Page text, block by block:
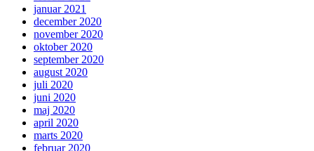
januar 2021
december 2020
november 2020
oktober 2020
september 2020
august 2020
juli 2020
juni 2020
maj 2020
april 2020
marts 2020
februar 2020